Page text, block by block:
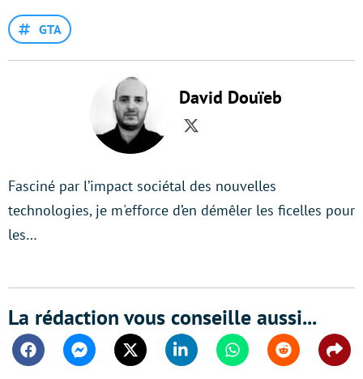
GTA
David Douïeb
Twitter
Fasciné par l’impact sociétal des nouvelles
technologies, je m'efforce d’en démêler les ficelles pour
les…
La rédaction vous conseille aussi...
FacebookMessengerTwitter Linkedin WhatsappReddit